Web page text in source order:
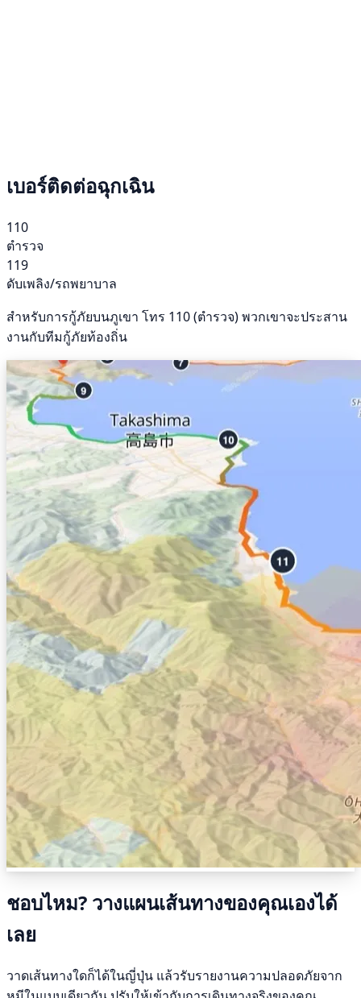
เบอร์ติดต่อฉุกเฉิน
110
ตำรวจ
119
ดับเพลิง/รถพยาบาล
สำหรับการกู้ภัยบนภูเขา โทร 110 (ตำรวจ) พวกเขาจะประสาน
งานกับทีมกู้ภัยท้องถิ่น
ชอบไหม? วางแผนเส้นทางของคุณเองได้
เลย
วาดเส้นทางใดก็ได้ในญี่ปุ่น แล้วรับรายงานความปลอดภัยจาก